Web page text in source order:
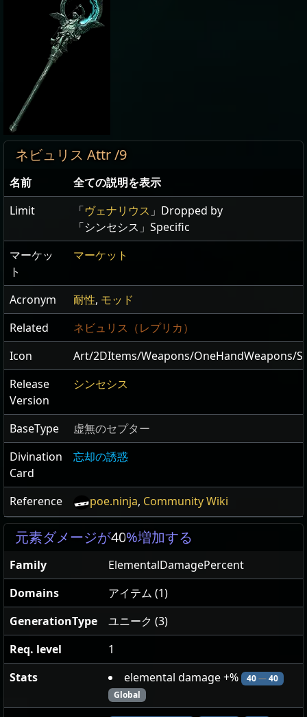
ネビュリス Attr /9
名前
全ての説明を表示
Limit
「ヴェナリウス 」Dropped by
「シンセシス」Specific
マーケッ
ト
マーケット
Acronym 耐性, モッド
Related
ネビュリス（レプリカ）
Icon
Art/2DItems/Weapons/OneHandWeapons/
Release
Version
シンセシス
BaseType
虚無のセプター
Divination
Card
忘却の誘惑
Reference poe.ninja, Community Wiki
元素ダメージが40%増加する
Family
ElementalDamagePercent
Domains
アイテム (1)
GenerationType
ユニーク (3)
Req. level
1
Stats
elemental damage +% 40—40
Global